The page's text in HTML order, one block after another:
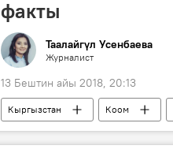
факты
Таалайгүл Усенбаева
Журналист
13 Бештин айы 2018, 20:13
Кыргызстан Коом
Кыргыздын көркөм өнөрү,